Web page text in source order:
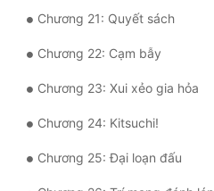
Quân Sự
Sảng Văn
Chương 21: Quyết sách
Chương 22: Cạm bẫy
Chương 23: Xui xẻo gia hỏa
Chương 24: Kitsuchi!
Chương 25: Đại loạn đấu